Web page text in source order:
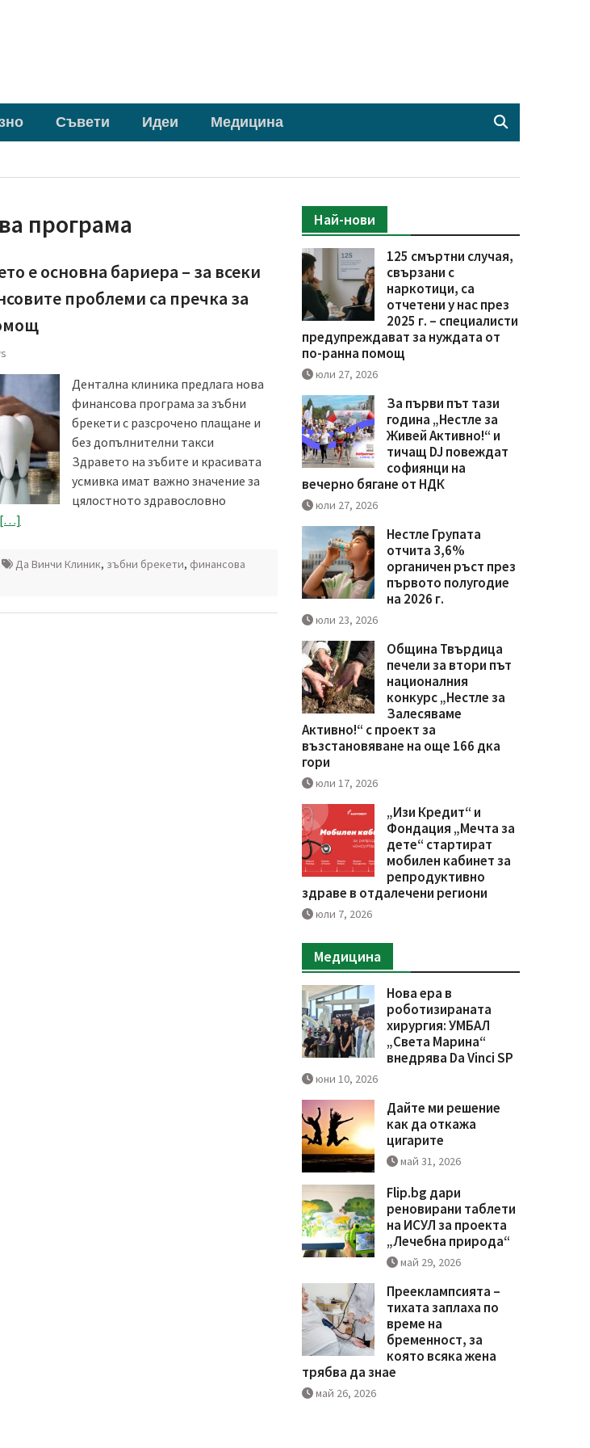
Съвети Идеи Медицина
програма
е основна бариера – за всеки
проблеми са пречка за
Дентална клиника предлага нова
финансова програма за зъбни
брекети с разсрочено плащане и
без допълнителни такси
Здравето на зъбите и красивата
усмивка имат важно значение за
цялостното здравословно
[…]
Да Винчи Клиник, зъбни брекети, финансова
Най-нови
125 смъртни случая,
свързани с
наркотици, са
отчетени у нас през
2025 г. – специалисти
предупреждават за нуждата от
по-ранна помощ
юли 27, 2026
За първи път тази
година „Нестле за
Живей Активно!“ и
тичащ DJ повеждат
софиянци на
вечерно бягане от НДК
юли 27, 2026
Нестле Групата
отчита 3,6%
органичен ръст през
първото полугодие
на 2026 г.
юли 23, 2026
Община Твърдица
печели за втори път
националния
конкурс „Нестле за
Залесяваме
Активно!“ с проект за
възстановяване на още 166 дка
гори
юли 17, 2026
„Изи Кредит“ и
Фондация „Мечта за
дете“ стартират
мобилен кабинет за
репродуктивно
здраве в отдалечени региони
юли 7, 2026
Медицина
Нова ера в
роботизираната
хирургия: УМБАЛ
„Света Марина“
внедрява Da Vinci SP
юни 10, 2026
Дайте ми решение
как да откажа
цигарите
май 31, 2026
Flip.bg дари
реновирани таблети
на ИСУЛ за проекта
„Лечебна природа“
май 29, 2026
Прееклампсията –
тихата заплаха по
време на
бременност, за
която всяка жена
трябва да знае
май 26, 2026